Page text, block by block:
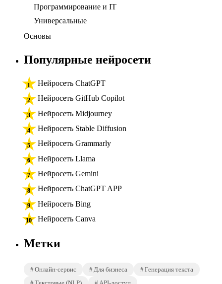
Программирование и IT
Универсальные
Основы
Популярные нейросети
Нейросеть ChatGPT
Нейросеть GitHub Copilot
Нейросеть Midjourney
Нейросеть Stable Diffusion
Нейросеть Grammarly
Нейросеть Llama
Нейросеть Gemini
Нейросеть ChatGPT APP
Нейросеть Bing
Нейросеть Canva
Метки
Онлайн-сервис Для бизнеса
Генерация текста